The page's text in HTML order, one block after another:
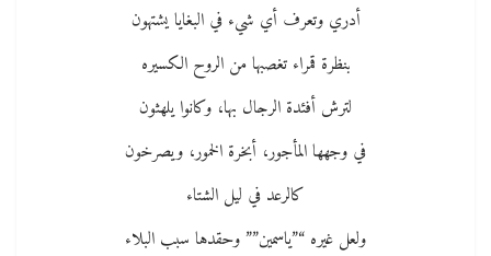
أدري وتعرف أي شيء في البغايا يشتهون
بنظرة قمراء تغصبها من الروح الكسيره
لترش أفئدة الرجال بها، وكانوا يلهثون
في وجهها المأجور، أبخرة الخمور، ويصرخون
كالرعد في ليل الشتاء
ولعل غيره “”ياسمين”” وحقدها سبب البلاء